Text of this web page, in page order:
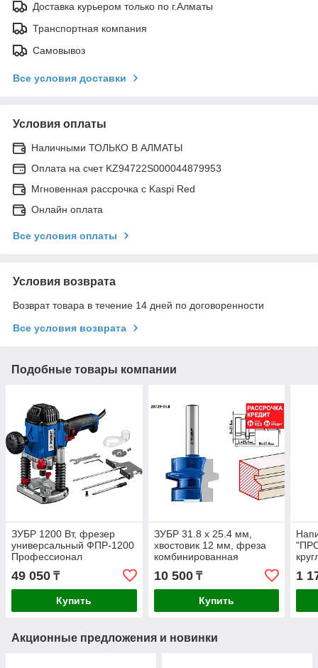
Доставка курьером только по г.Алматы
Транспортная компания
Самовывоз
Все условия доставки
Условия оплаты
Наличными ТОЛЬКО В АЛМАТЫ
Оплата на счет KZ94722S000044879953
Мгновенная рассрочка с Kaspi Red
Онлайн оплата
Все условия оплаты
Условия возврата
Возврат товара в течение 14 дней по договоренности
Все условия возврата
Подобные товары компании
ЗУБР 1200 Вт, фрезер
универсальный ФПР-1200
Профессионал
49 050 ₸
Купить
ЗУБР 31.8 x 25.4 мм,
хвостовик 12 мм, фреза
комбинированная
31.8 Профессионал
10 500₸
Купить
1
Акционные предложения и новинки